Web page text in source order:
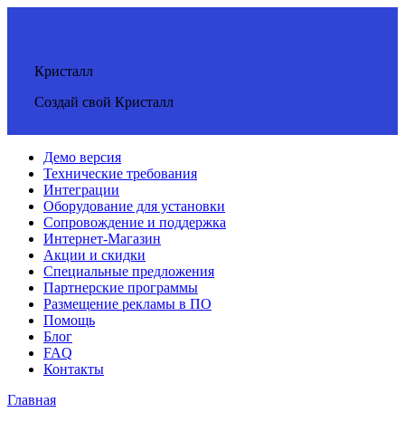
Кристалл
Создай свой Кристалл
Демо версия
Технические требования
Интеграции
Оборудование для установки
Сопровождение и поддержка
Интернет-Магазин
Акции и скидки
Специальные предложения
Партнерские программы
Размещение рекламы в ПО
Помощь
Блог
FAQ
Контакты
Главная